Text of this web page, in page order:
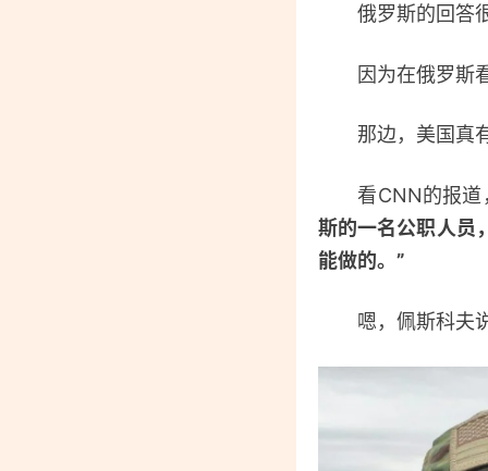
俄罗斯的回答
因为在俄罗斯看
那边，美国真有
看CNN的报道，
斯的一名公职人员
能做的。”
嗯，佩斯科夫说